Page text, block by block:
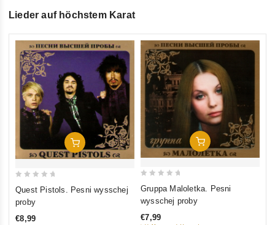
Lieder auf höchstem Karat
In Den Warenkorb
5
Quest Pistols. Pesni wysschej
proby
€8,99
In Den Warenkorb
5
Gruppa Maloletka. Pesni
wysschej proby
€7,99